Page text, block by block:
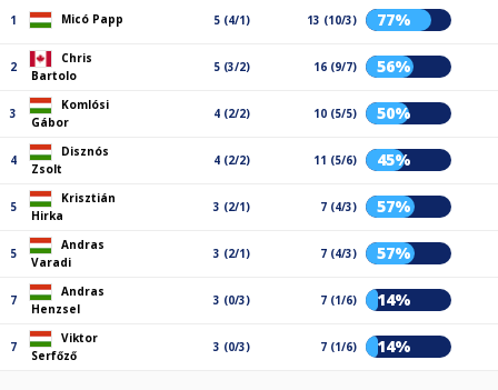
1 Micó Papp 5 (4/1) 13 (10/3) 77%
2
Chris
Bartolo
5 (3/2) 16 (9/7) 56%
3
Komlósi
Gábor
4 (2/2) 10 (5/5) 50%
4
Disznós
Zsolt
4 (2/2) 11 (5/6) 45%
5
Krisztián
Hirka
3 (2/1) 7 (4/3) 57%
5
Andras
Varadi
3 (2/1) 7 (4/3) 57%
7
Andras
Henzsel
3 (0/3) 7 (1/6) 14%
7
Viktor
Serfőző
3 (0/3) 7 (1/6) 14%